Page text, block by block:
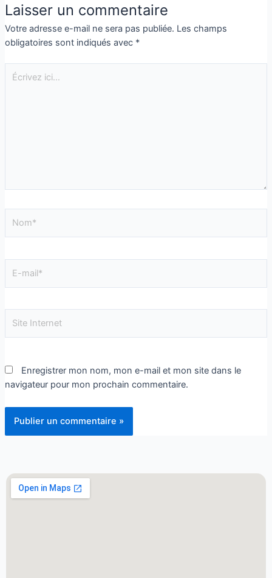
Laisser un commentaire
Votre adresse e-mail ne sera pas publiée. Les champs
obligatoires sont indiqués avec *
Enregistrer mon nom, mon e-mail et mon site dans le
navigateur pour mon prochain commentaire.